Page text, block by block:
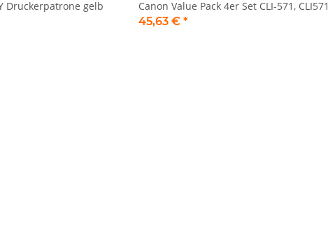
Druckerpatrone gelb
Canon Value Pack 4er Set CLI-571, CLI571
45,63 € *